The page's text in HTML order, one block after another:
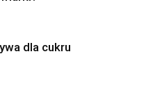
dla cukru